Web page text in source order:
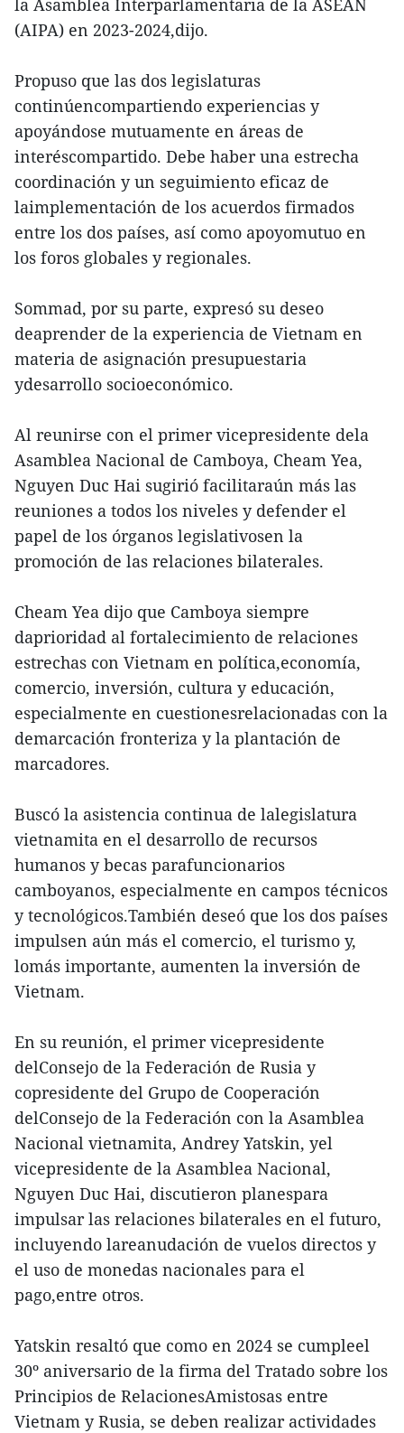
la Asamblea Interparlamentaria de la ASEAN
(AIPA) en 2023-2024,dijo.
Propuso que las dos legislaturas
continúencompartiendo experiencias y
apoyándose mutuamente en áreas de
interéscompartido. Debe haber una estrecha
coordinación y un seguimiento eficaz de
laimplementación de los acuerdos firmados
entre los dos países, así como apoyomutuo en
los foros globales y regionales.
Sommad, por su parte, expresó su deseo
deaprender de la experiencia de Vietnam en
materia de asignación presupuestaria
ydesarrollo socioeconómico.
Al reunirse con el primer vicepresidente dela
Asamblea Nacional de Camboya, Cheam Yea,
Nguyen Duc Hai sugirió facilitaraún más las
reuniones a todos los niveles y defender el
papel de los órganos legislativosen la
promoción de las relaciones bilaterales.
Cheam Yea dijo que Camboya siempre
daprioridad al fortalecimiento de relaciones
estrechas con Vietnam en política,economía,
comercio, inversión, cultura y educación,
especialmente en cuestionesrelacionadas con la
demarcación fronteriza y la plantación de
marcadores.
Buscó la asistencia continua de lalegislatura
vietnamita en el desarrollo de recursos
humanos y becas parafuncionarios
camboyanos, especialmente en campos técnicos
y tecnológicos.También deseó que los dos países
impulsen aún más el comercio, el turismo y,
lomás importante, aumenten la inversión de
Vietnam.
En su reunión, el primer vicepresidente
delConsejo de la Federación de Rusia y
copresidente del Grupo de Cooperación
delConsejo de la Federación con la Asamblea
Nacional vietnamita, Andrey Yatskin, yel
vicepresidente de la Asamblea Nacional,
Nguyen Duc Hai, discutieron planespara
impulsar las relaciones bilaterales en el futuro,
incluyendo lareanudación de vuelos directos y
el uso de monedas nacionales para el
pago,entre otros.
Yatskin resaltó que como en 2024 se cumpleel
30º aniversario de la firma del Tratado sobre los
Principios de RelacionesAmistosas entre
Vietnam y Rusia, se deben realizar actividades